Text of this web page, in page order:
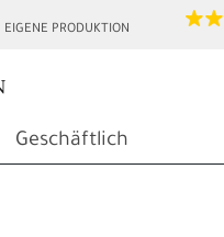
EIGENE PRODUKTION
Geschäftlich